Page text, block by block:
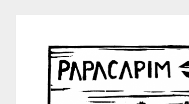
conteúdo